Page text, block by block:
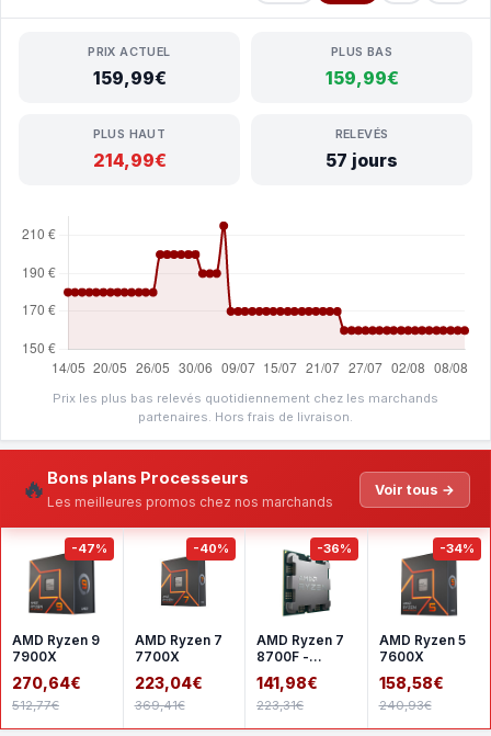
PRIX ACTUEL
159,99€
PLUS BAS
159,99€
PLUS HAUT
214,99€
RELEVÉS
57 jours
Prix les plus bas relevés quotidiennement chez les marchands
partenaires. Hors frais de livraison.
🔥 Bons plans Processeurs
Les meilleures promos chez nos marchands
Voir tous →
-47%
AMD Ryzen 9
7900X
270,64€
512,77€
-40%
AMD Ryzen 7
7700X
223,04€
369,41€
-36%
AMD Ryzen 7
8700F -
Version tray
141,98€
223,31€
-34%
AMD Ryzen 5
7600X
158,58€
240,93€